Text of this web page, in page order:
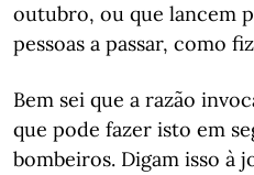
outubro, ou que lancem
pessoas a passar, como
Bem sei que a razão
que pode fazer isto em
bombeiros. Digam isso à